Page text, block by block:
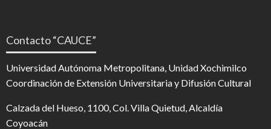
Contacto “CAUCE”
Universidad Autónoma Metropolitana, Unidad Xochimilco
Coordinación de Extensión Universitaria y Difusión Cultural
Calzada del Hueso, 1100, Col. Villa Quietud, Alcaldía
Coyoacán